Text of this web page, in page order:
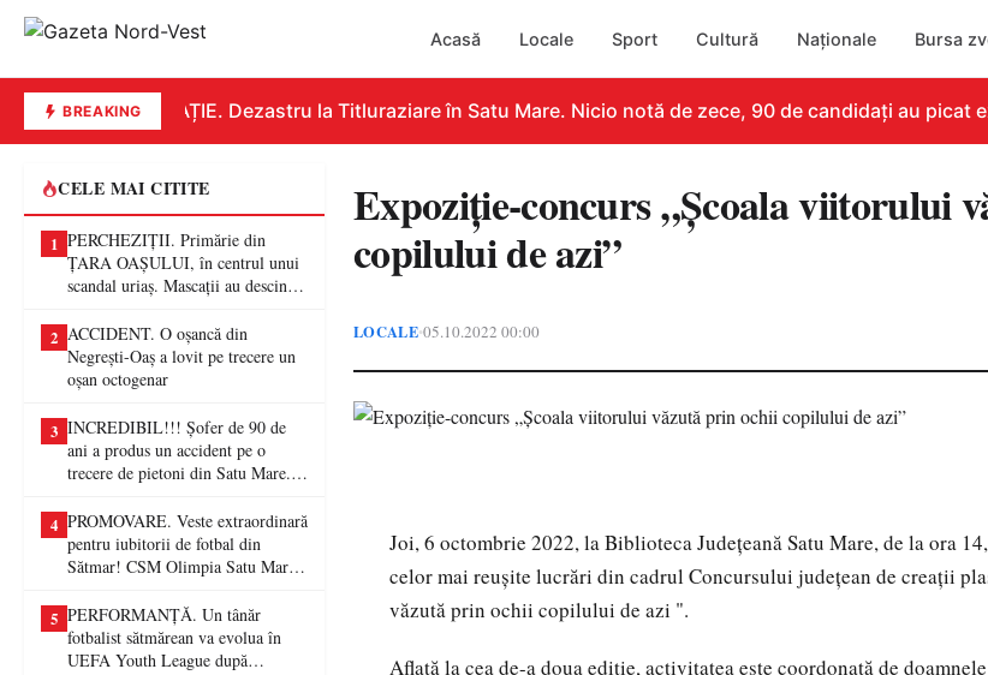
Acasă Locale Sport Cultură Naționale Bursa
BREAKINGEDUCAȚIE. Dezastru la Titluraziare în Satu Mare. Nicio notă de zece, 90 de candidați au picat
CELE MAI CITITE
1 PERCHEZIȚII. Primărie din
ȚARA OAȘULUI, în centrul unui
scandal uriaș. Mascații au descins
fraude de proporții
2 ACCIDENT. O oșancă din
Negrești-Oaș a lovit pe trecere un
oșan octogenar
3 INCREDIBIL!!! Șofer de 90 de
ani a produs un accident pe o
trecere de pietoni din Satu Mare. O
4 PROMOVARE. Veste extraordinară
pentru iubitorii de fotbal din
Sătmar! CSM Olimpia Satu Mare
5 PERFORMANȚĂ. Un tânăr
fotbalist sătmărean va evolua în
UEFA Youth League după
Expoziție-concurs „Școala viitorului
copilului de azi”
LOCALE•05.10.2022 00:00
Joi, 6 octombrie 2022, la Biblioteca Județeană Satu Mare, de la ora
celor mai reușite lucrări din cadrul Concursului județean de creații
văzută prin ochii copilului de azi ".
Aflată la cea de-a doua ediție, activitatea este coordonată de